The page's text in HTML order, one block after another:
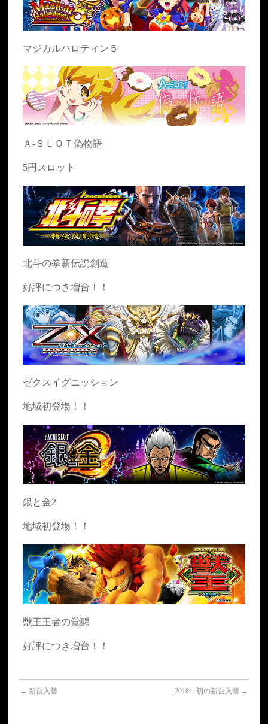
マジカルハロティン５
Ａ-ＳＬＯＴ偽物語
5円スロット
北斗の拳新伝説創造
好評につき増台！！
ゼクスイグニッション
地域初登場！！
銀と金2
地域初登場！！
獣王王者の覚醒
好評につき増台！！
← 新台入替 2018年初の新台入替 →